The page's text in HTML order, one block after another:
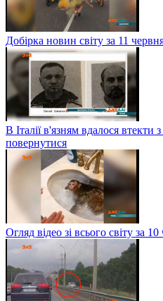
Добірка новин світу за 11
В Італії в'язням вдалося втекти
повернутися
Огляд відео зі всього світу за